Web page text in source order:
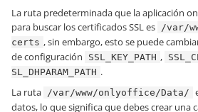
La ruta predeterminada que la aplicación
para buscar los certificados SSL es /var/
certs , sin embargo, esto se puede
de configuración
SSL_KEY_PATH ,
SL_DHPARAM_PATH .
La ruta /var/www/onlyoffice/Data/
datos, lo que significa que debes crear una